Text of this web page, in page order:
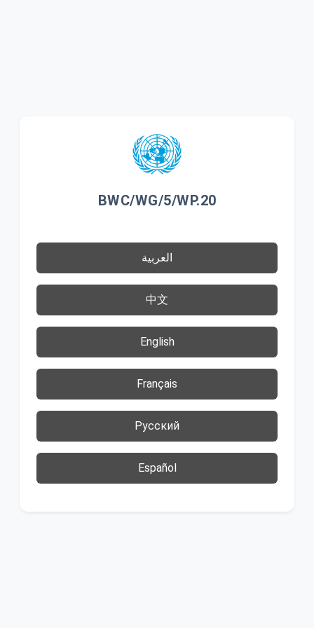
BWC/WG/5/WP.20
العربية
中文
English
Français
Русский
Español